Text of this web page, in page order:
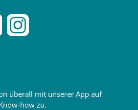
überall mit unserer App auf
how zu.